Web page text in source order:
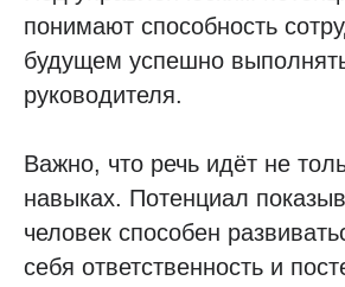
понимают способность
будущем успешно
руководителя.
Важно, что речь идёт не
навыках. Потенциал
человек способен
себя ответственность и